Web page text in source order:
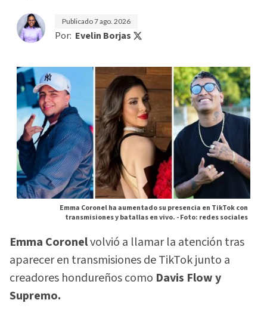
Publicado7 ago. 2026
Por: Evelin Borjas
Emma Coronel ha aumentado su presencia en TikTok con
transmisiones y batallas en vivo. -Foto: redes sociales
Emma Coronelvolvió a llamar la atención tras
aparecer en transmisiones de TikTok junto a
creadores hondureños como Davis Flow y
Supremo.